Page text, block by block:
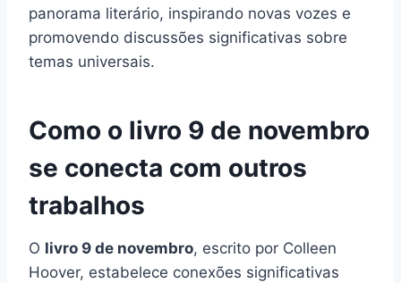
panorama literário, inspirando novas vozes e
promovendo discussões significativas sobre
temas universais.
Como o livro 9 de novembro
se conecta com outros
trabalhos
O livro 9 de novembro, escrito por Colleen
Hoover, estabelece conexões significativas